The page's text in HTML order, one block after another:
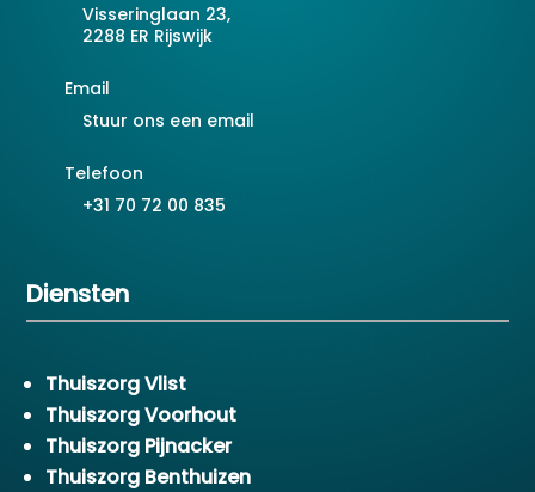
Visseringlaan 23,
2288 ER Rijswijk
Email
Stuur ons een email
Telefoon
+31 70 72 00 835
Diensten
Thuiszorg Vlist
Thuiszorg Voorhout
Thuiszorg Pijnacker
Thuiszorg Benthuizen